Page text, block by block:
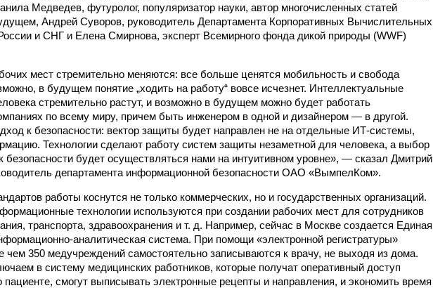
Медведев, футуролог, популяризатор науки, автор многочисленных статей
Андрей Суворов, руководитель Департамента Корпоративных Вычислительных
и СНГ и Елена Смирнова, эксперт Всемирного фонда дикой природы (WWF)
мест стремительно меняются: все больше ценятся мобильность и свобода
в будущем понятие „ходить на работу“ вовсе исчезнет. Интеллектуальные
стремительно растут, и возможно в будущем можно будет работать
по всему миру, причем быть инженером в одной и дизайнером — в другой.
к безопасности: вектор защиты будет направлен не на отдельные ИТ-системы,
Технологии сделают работу систем защиты незаметной для человека, а выбор
безопасности будет осуществляться нами на интуитивном уровне», — сказал Дмитрий
департамента информационной безопасности ОАО «ВымпелКом».
работы коснутся не только коммерческих, но и государственных организаций.
технологии используются при создании рабочих мест для сотрудников
транспорта, здравоохранения и т. д. Например, сейчас в Москве создается Единая
аналитическая система. При помощи «электронной регистратуры»
чем 350 медучреждений самостоятельно записываются к врачу, не выходя из дома.
в систему медицинских работников, которые получат оперативный доступ
смогут выписывать электронные рецепты и направления, и экономить время